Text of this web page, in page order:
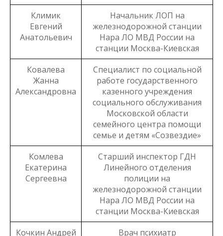
Климик
Евгений
Анатольевич
Начальник ЛОП на
железнодорожной станции
Нара ЛО МВД России на
станции Москва-Киевская
Ковалева
Жанна
Александровна
Специалист по социальной
работе государственного
казенного учреждения
социального обслуживания
Московской области
семейного центра помощи
семье и детям «Созвездие»
Комлева
Екатерина
Сергеевна
Старший инспектор ГДН
Линейного отделения
полиции на
железнодорожной станции
Нара ЛО МВД России на
станции Москва-Киевская
Кочкин Андрей
Врач психиатр